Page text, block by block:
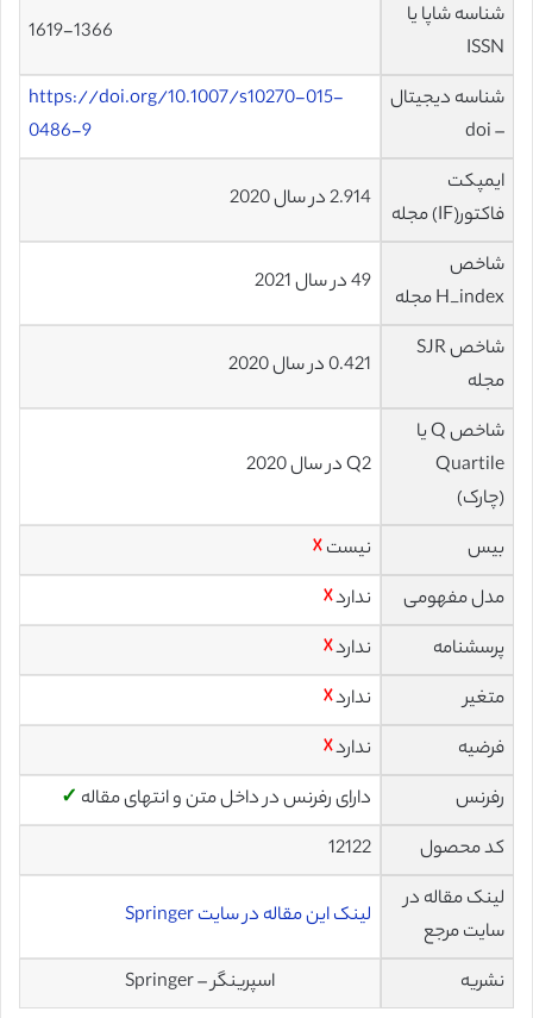
شناسه شاپا یا
ISSN
1619-1366
شناسه دیجیتال
– doi
https://doi.org/10.1007/s10270-015-
0486-9
ایمپکت
فاکتور(IF) مجله
2.914 در سال 2020
شاخص
H_index مجله
49 در سال 2021
شاخص SJR
مجله
0.421 در سال 2020
شاخص Q یا
Quartile
(چارک)
Q2 در سال 2020
بیس نیست☓
مدل مفهومی
ندارد☓
پرسشنامه
ندارد☓
متغیر
ندارد☓
فرضیه
ندارد☓
رفرنس
دارای رفرنس در داخل متن و انتهای مقاله ✓
کد محصول
12122
لینک مقاله در
سایت مرجع
لینک این مقاله در سایت Springer
نشریه اسپرینگر – Springer